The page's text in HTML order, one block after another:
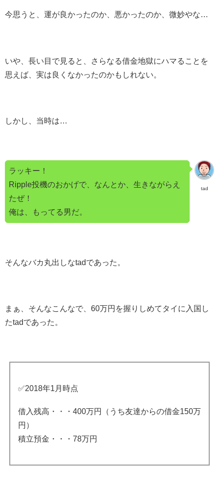
今思うと、運が良かったのか、悪かったのか、微妙やな…
いや、長い目で見ると、さらなる借金地獄にハマることを
思えば、実は良くなかったのかもしれない。
しかし、当時は…
tad
ラッキー！
Ripple投機のおかげで、なんとか、生きながらえ
たぜ！
俺は、もってる男だ。
そんなバカ丸出しなtadであった。
まぁ、そんなこんなで、60万円を握りしめてタイに入国し
たtadであった。
✅2018年1月時点
借入残高・・・400万円（うち友達からの借金150万
円）
積立預金・・・78万円